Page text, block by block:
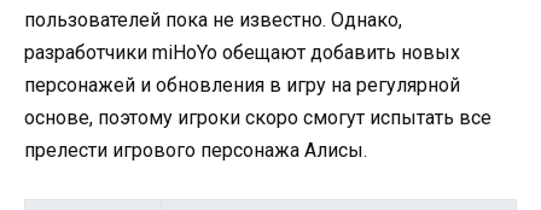
пользователей пока не известно. Однако,
разработчики miHoYo обещают добавить новых
персонажей и обновления в игру на регулярной
основе, поэтому игроки скоро смогут испытать все
прелести игрового персонажа Алисы.